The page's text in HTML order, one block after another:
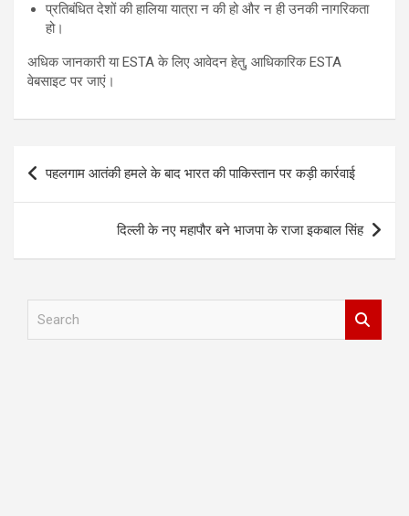
प्रतिबंधित देशों की हालिया यात्रा न की हो और न ही उनकी नागरिकता
हो।
अधिक जानकारी या ESTA के लिए आवेदन हेतु, आधिकारिक ESTA
वेबसाइट पर जाएं।
Post
navigation
पहलगाम आतंकी हमले के बाद भारत की पाकिस्तान पर कड़ी कार्रवाई
दिल्ली के नए महापौर बने भाजपा के राजा इकबाल सिंह